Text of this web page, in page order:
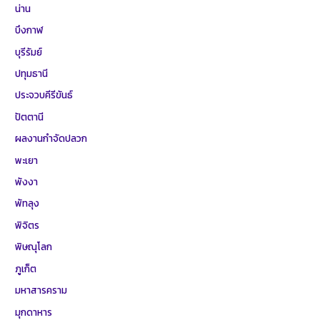
น่าน
บึงกาฬ
บุรีรัมย์
ปทุมธานี
ประจวบคีรีขันธ์
ปัตตานี
ผลงานกำจัดปลวก
พะเยา
พังงา
พัทลุง
พิจิตร
พิษณุโลก
ภูเก็ต
มหาสารคราม
มุกดาหาร